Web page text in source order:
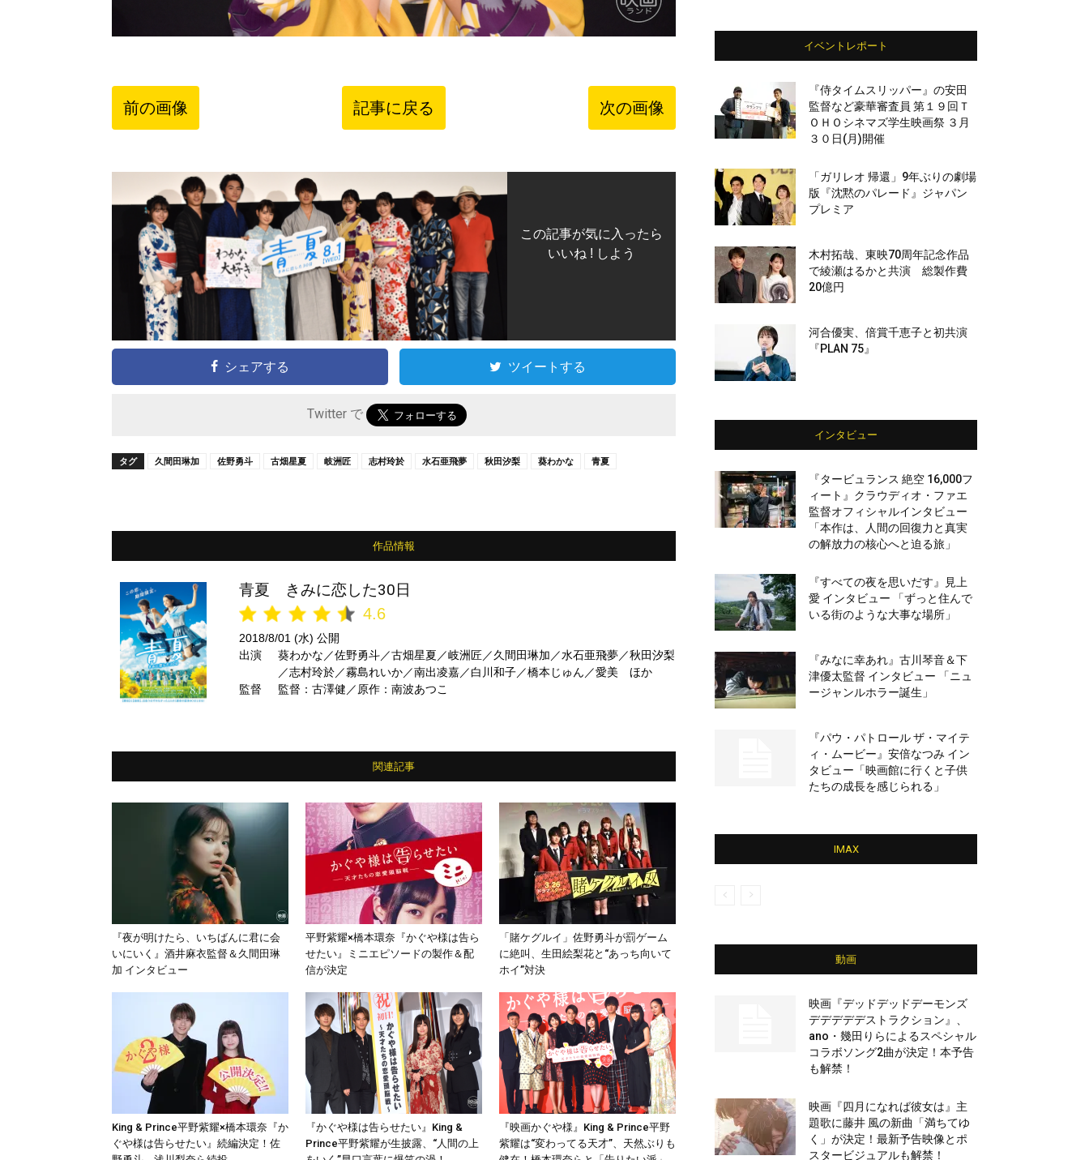
前の画像 記事に戻る 次の画像
この記事が気に入ったら
いいね ! しよう
シェアする ツイートする
Twitter で
タグ 久間田琳加 佐野勇斗 古畑星夏 岐洲匠 志村玲於 水石亜飛夢 秋田汐梨 葵わかな 青夏
作品情報
青夏 きみに恋した30日
4.6
2018/8/01 (水) 公開
出演
葵わかな／佐野勇斗／古畑星夏／岐洲匠／久間田琳加／水石亜飛夢／秋田汐梨
／志村玲於／霧島れいか／南出凌嘉／白川和子／橋本じゅん／愛美 ほか
監督
監督：古澤健／原作：南波あつこ
関連記事
『夜が明けたら、いちばんに君に会
いにいく』酒井麻衣監督＆久間田琳
加 インタビュー
平野紫耀×橋本環奈『かぐや様は告ら
せたい』ミニエピソードの製作＆配
信が決定
「賭ケグルイ」佐野勇斗が罰ゲーム
に絶叫、生田絵梨花と“あっち向いて
ホイ”対決
King & Prince平野紫耀×橋本環奈『か
ぐや様は告らせたい』続編決定！佐
『かぐや様は告らせたい』King &
Prince平野紫耀が生披露、“人間の上
『映画かぐや様』King & Prince平野
紫耀は“変わってる天才”、天然ぶりも
イベントレポート
『侍タイムスリッパー』の安田
監督など豪華審査員 第１９回Ｔ
ＯＨＯシネマズ学生映画祭 ３月
３０日(月)開催
「ガリレオ 帰還」9年ぶりの劇場
版『沈黙のパレード』ジャパン
プレミア
木村拓哉、東映70周年記念作品
で綾瀬はるかと共演 総製作費
20億円
河合優実、倍賞千恵子と初共演
『PLAN 75』
インタビュー
『タービュランス 絶空 16,000フ
ィート』クラウディオ・ファエ
監督オフィシャルインタビュー
「本作は、人間の回復力と真実
の解放力の核心へと迫る旅」
『すべての夜を思いだす』見上
愛 インタビュー 「ずっと住んで
いる街のような大事な場所」
『みなに幸あれ』古川琴音＆下
津優太監督 インタビュー 「ニュ
ージャンルホラー誕生」
『パウ・パトロール ザ・マイテ
ィ・ムービー』安倍なつみ イン
タビュー「映画館に行くと子供
たちの成長を感じられる」
IMAX
動画
映画『デッドデッドデーモンズ
デデデデデストラクション』、
ano・幾田りらによるスペシャル
コラボソング2曲が決定！本予告
も解禁！
映画『四月になれば彼女は』主
題歌に藤井 風の新曲「満ちてゆ
く」が決定！最新予告映像とポ
スタービジュアルも解禁！